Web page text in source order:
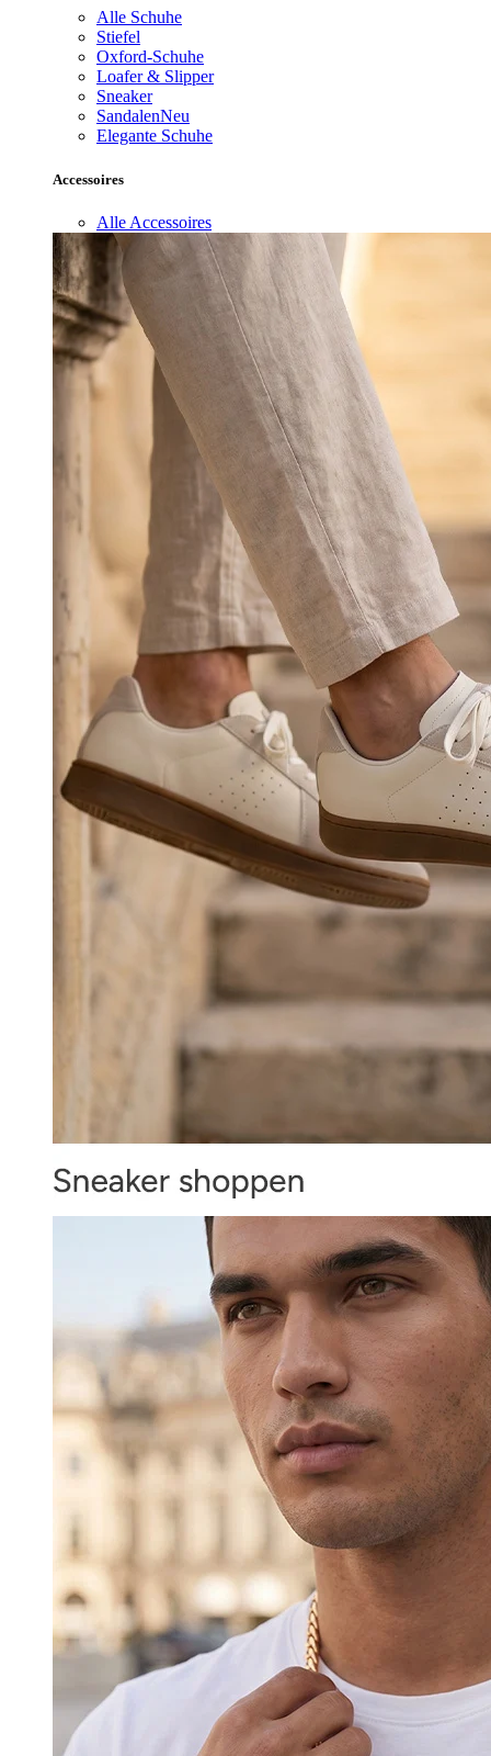
Alle Schuhe
Stiefel
Oxford-Schuhe
Loafer & Slipper
Sneaker
SandalenNeu
Elegante Schuhe
Accessoires
Alle Accessoires